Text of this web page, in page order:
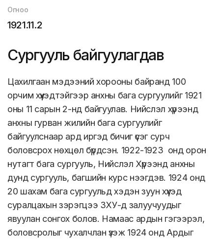
Огноо
1921.11.2
Сургууль байгуулагдав
Цахилгаан мэдээний хорооны байранд 100
орчим хүүхэдтэйгээр анхны бага сургуулийг 1921
оны 11 сарын 2-нд байгуулав. Нийслэл хүрээнд
анхны гурван жилийн бага сургуулийг
байгуулснаар ард иргэд бичиг үсэг сурч
боловсрох нөхцөл бүрдсэн. 1922-1923 онд орон
нутагт бага сургууль, Нийслэл Хүрээнд анхны
дунд сургууль, багшийн курс нээгдэв. 1924 онд
20 шахам бага сургуульд хэдэн зуун хүүхэд
суралцахын зэрэгцээ ЗХУ-д залуучуудыг
явуулан сонгох болов. Намаас ардын гэгээрэл,
боловсролыг чухалчлан үзэж 1924 онд Ардыг